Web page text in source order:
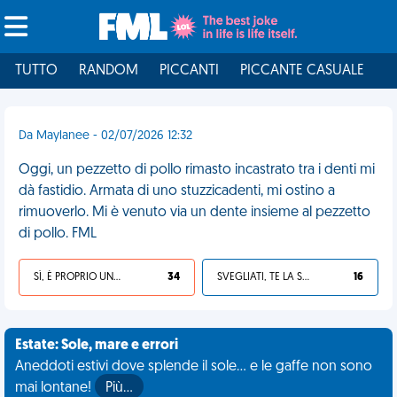
TUTTO RANDOM PICCANTI PICCANTE CASUALE
Da Maylanee - 02/07/2026 12:32
Oggi, un pezzetto di pollo rimasto incastrato tra i denti mi
dà fastidio. Armata di uno stuzzicadenti, mi ostino a
rimuoverlo. Mi è venuto via un dente insieme al pezzetto
di pollo. FML
SÌ, È PROPRIO UNA VDM! 34 SVEGLIATI, TE LA SEI CERCATA! 16
Estate: Sole, mare e errori
Aneddoti estivi dove splende il sole... e le gaffe non sono
mai lontane!
Più…